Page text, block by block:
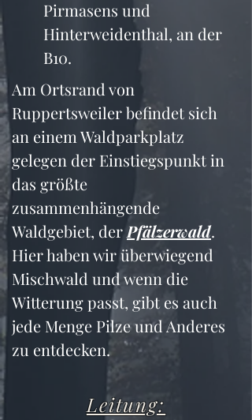
Pirmasens und
Hinterweidenthal, an der
B10.
Am Ortsrand von
Ruppertsweiler befindet sich
an einem Waldparkplatz
gelegen der Einstiegspunkt in
das größte
zusammenhängende
Waldgebiet, der Pfälzerwald.
Hier haben wir überwiegend
Mischwald und wenn die
Witterung passt, gibt es auch
jede Menge Pilze und Anderes
zu entdecken.
Leitung: